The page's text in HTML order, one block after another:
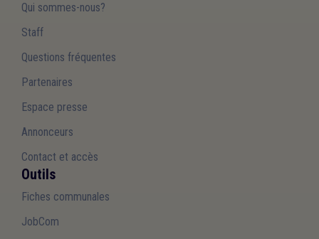
Qui sommes-nous?
Staff
Questions fréquentes
Partenaires
Espace presse
Annonceurs
Contact et accès
Outils
Fiches communales
JobCom